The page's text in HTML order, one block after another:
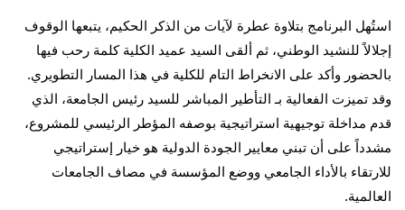
استُهل البرنامج بتلاوة عطرة لآيات من الذكر الحكيم، يتبعها الوقوف
إجلالاً للنشيد الوطني، ثم ألقى السيد عميد الكلية كلمة رحب فيها
بالحضور وأكد على الانخراط التام للكلية في هذا المسار التطويري.
وقد تميزت الفعالية بـ التأطير المباشر للسيد رئيس الجامعة، الذي
قدم مداخلة توجيهية استراتيجية بوصفه المؤطر الرئيسي للمشروع،
مشدداً على أن تبني معايير الجودة الدولية هو خيار إستراتيجي
للارتقاء بالأداء الجامعي ووضع المؤسسة في مصاف الجامعات
العالمية.